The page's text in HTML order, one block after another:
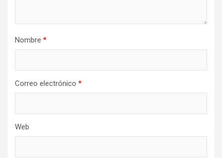
Nombre *
Correo electrónico *
Web